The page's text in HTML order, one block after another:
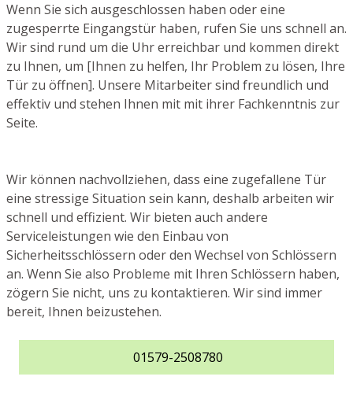
Wenn Sie sich ausgeschlossen haben oder eine
zugesperrte Eingangstür haben, rufen Sie uns schnell an.
Wir sind rund um die Uhr erreichbar und kommen direkt
zu Ihnen, um [Ihnen zu helfen, Ihr Problem zu lösen, Ihre
Tür zu öffnen]. Unsere Mitarbeiter sind freundlich und
effektiv und stehen Ihnen mit mit ihrer Fachkenntnis zur
Seite.
Wir können nachvollziehen, dass eine zugefallene Tür
eine stressige Situation sein kann, deshalb arbeiten wir
schnell und effizient. Wir bieten auch andere
Serviceleistungen wie den Einbau von
Sicherheitsschlössern oder den Wechsel von Schlössern
an. Wenn Sie also Probleme mit Ihren Schlössern haben,
zögern Sie nicht, uns zu kontaktieren. Wir sind immer
bereit, Ihnen beizustehen.
01579-2508780